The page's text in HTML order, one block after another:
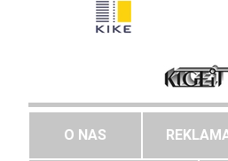
O NAS